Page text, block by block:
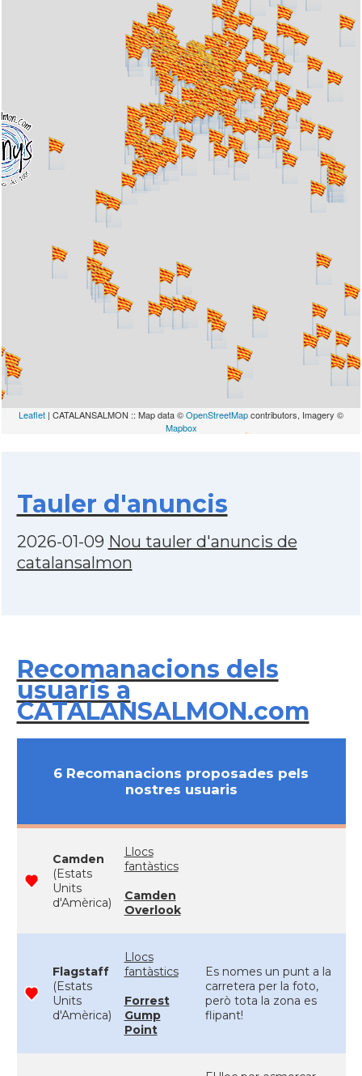
Leaflet | CATALANSALMON :: Map data ©OpenStreetMapcontributors, Imagery ©
Mapbox
Tauler d'anuncis
2026-01-09 Nou tauler d'anuncis de
catalansalmon
Recomanacions dels
usuaris a
CATALANSALMON.com
6 Recomanacions proposades pels
nostres usuaris
Camden
(Estats
Units
d'Amèrica)
Llocs
fantàstics
Camden
Overlook
Flagstaff
(Estats
Units
d'Amèrica)
Llocs
fantàstics
Forrest
Gump
Point
Es nomes un punt a la
carretera per la foto,
però tota la zona es
flipant!